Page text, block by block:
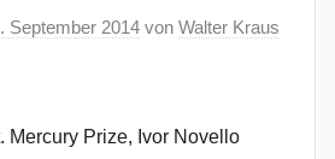
September 2014 von Walter Kraus
Mercury Prize, Ivor Novello